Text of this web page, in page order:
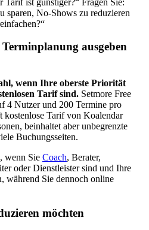
sparen, No-Shows zu reduzieren
ausgeben
wenn Ihre oberste Priorität
Tarif sind. Setmore Free
4 Nutzer und 200 Termine pro
kostenlose Tarif von Koalendar
beinhaltet aber unbegrenzte
Buchungsseiten.
wenn Sie Coach, Berater,
oder Dienstleister sind und Ihre
während Sie dennoch online
möchten